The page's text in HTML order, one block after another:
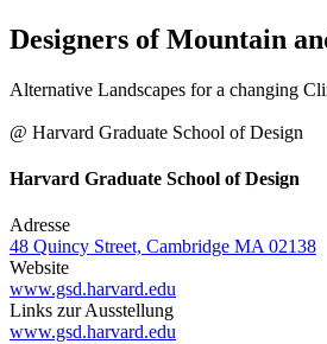
Designers of Mountain
Alternative Landscapes for a changing
@ Harvard Graduate School of Design
Harvard Graduate School of Design
Adresse
48 Quincy Street, Cambridge MA 02138
Website
www.gsd.harvard.edu
Links zur Ausstellung
www.gsd.harvard.edu